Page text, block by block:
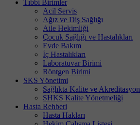
Tıbbi Birimler
Acil Servis
Ağız ve Diş Sağlığı
Aile Hekimliği
Çocuk Sağlığı ve Hastalıkları
Evde Bakım
İç Hastalıkları
Laboratuvar Birimi
Röntgen Birimi
SKS Yönetimi
Sağlıkta Kalite ve Akreditasyon
SHKS Kalite Yönetmeliği
Hasta Rehberi
Hasta Hakları